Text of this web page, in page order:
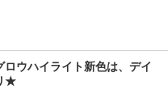
ウハイライト新色は、デイ
★